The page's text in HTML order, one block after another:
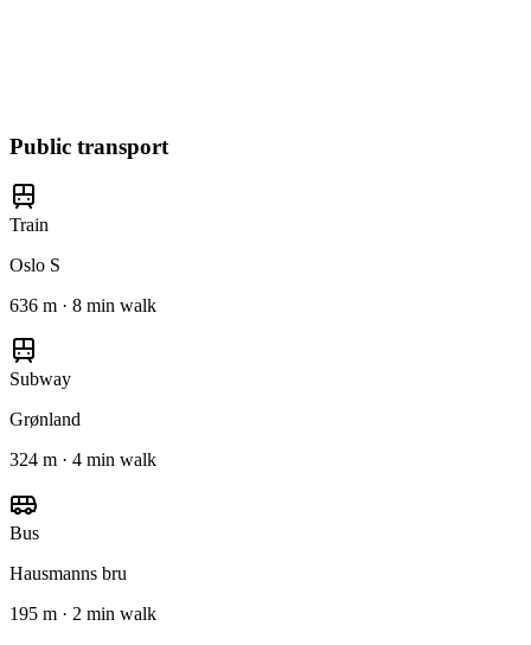
Public transport
Train
Oslo S
636 m · 8 min walk
Subway
Grønland
324 m · 4 min walk
Bus
Hausmanns bru
195 m · 2 min walk